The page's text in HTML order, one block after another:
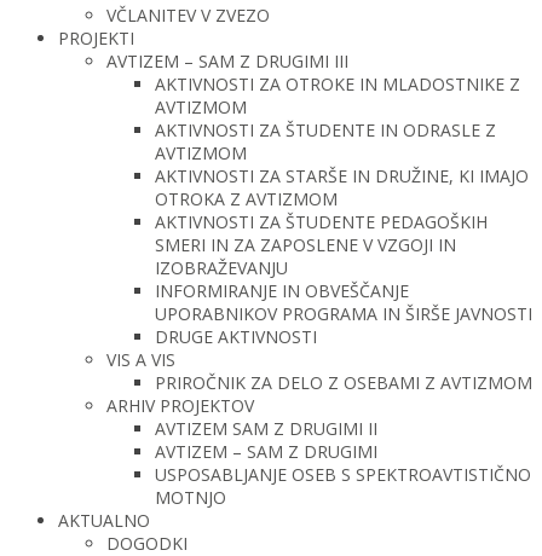
VČLANITEV V ZVEZO
PROJEKTI
AVTIZEM – SAM Z DRUGIMI III
AKTIVNOSTI ZA OTROKE IN MLADOSTNIKE Z
AVTIZMOM
AKTIVNOSTI ZA ŠTUDENTE IN ODRASLE Z
AVTIZMOM
AKTIVNOSTI ZA STARŠE IN DRUŽINE, KI IMAJO
OTROKA Z AVTIZMOM
AKTIVNOSTI ZA ŠTUDENTE PEDAGOŠKIH
SMERI IN ZA ZAPOSLENE V VZGOJI IN
IZOBRAŽEVANJU
INFORMIRANJE IN OBVEŠČANJE
UPORABNIKOV PROGRAMA IN ŠIRŠE JAVNOSTI
DRUGE AKTIVNOSTI
VIS A VIS
PRIROČNIK ZA DELO Z OSEBAMI Z AVTIZMOM
ARHIV PROJEKTOV
AVTIZEM SAM Z DRUGIMI II
AVTIZEM – SAM Z DRUGIMI
USPOSABLJANJE OSEB S SPEKTROAVTISTIČNO
MOTNJO
AKTUALNO
DOGODKI